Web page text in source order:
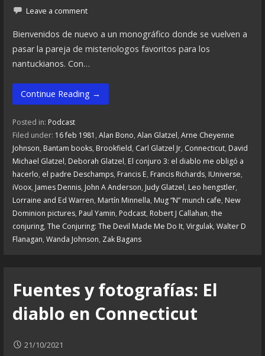
Leave a comment
Bienvenidos de nuevo a un monográfico donde se vuelven a
pasar la pareja de misteriologos favoritos para los
nantuckianos. Con…
Continue Reading →
Posted in: Podcast
Filed under: 16 feb 1981 , Alan Bono, Alan Glatzel, Arne Cheyenne
Johnson, Bantam books, Brookfield, Carl Glatzel Jr, Connecticut, David
Michael Glatzel, Deborah Glatzel, El conjuro 3: el diablo me obligó a
hacerlo, el padre Deschamps, Francis E, Francis Richards, IUniverse,
iVoox, James Dennis, John A Anderson, Judy Glatzel, Leo hengstler,
Lorraine and Ed Warren, Martín Minnella, Mug “N” munch cafe, New
Dominion pictures, Paul Yamin, Podcast, Robert J Callahan, the
conjuring, The Conjuring: The Devil Made Me Do It, Virgulak, Walter D
Flanagan, Wanda Johnson, Zak Bagans
Fuentes y fotografías: El
diablo en Connecticut
21/10/2021